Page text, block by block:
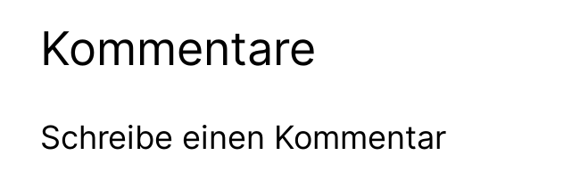
Kommentare
Schreibe einen Kommentar